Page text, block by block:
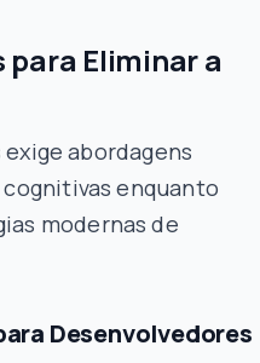
Eliminar a
abordagens
enquanto
modernas de
Desenvolvedores